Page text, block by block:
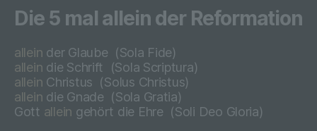
Die 5 mal allein der Reformation
allein der Glaube (Sola Fide)
allein die Schrift
(Sola Scriptura)
allein Christus (Solus Christus)
allein die Gnade (Sola Gratia)
Gott allein gehört die Ehre (Soli Deo Gloria)
spezifischen betroffenen Person
zugeordnet werden können, sofern diese
aufbewahrt werden und technischen und
organisatorischen Maßnahmen
unterliegen, die gewährleisten, dass die
personenbezogenen Daten nicht einer
identifizierten oder identifizierbaren